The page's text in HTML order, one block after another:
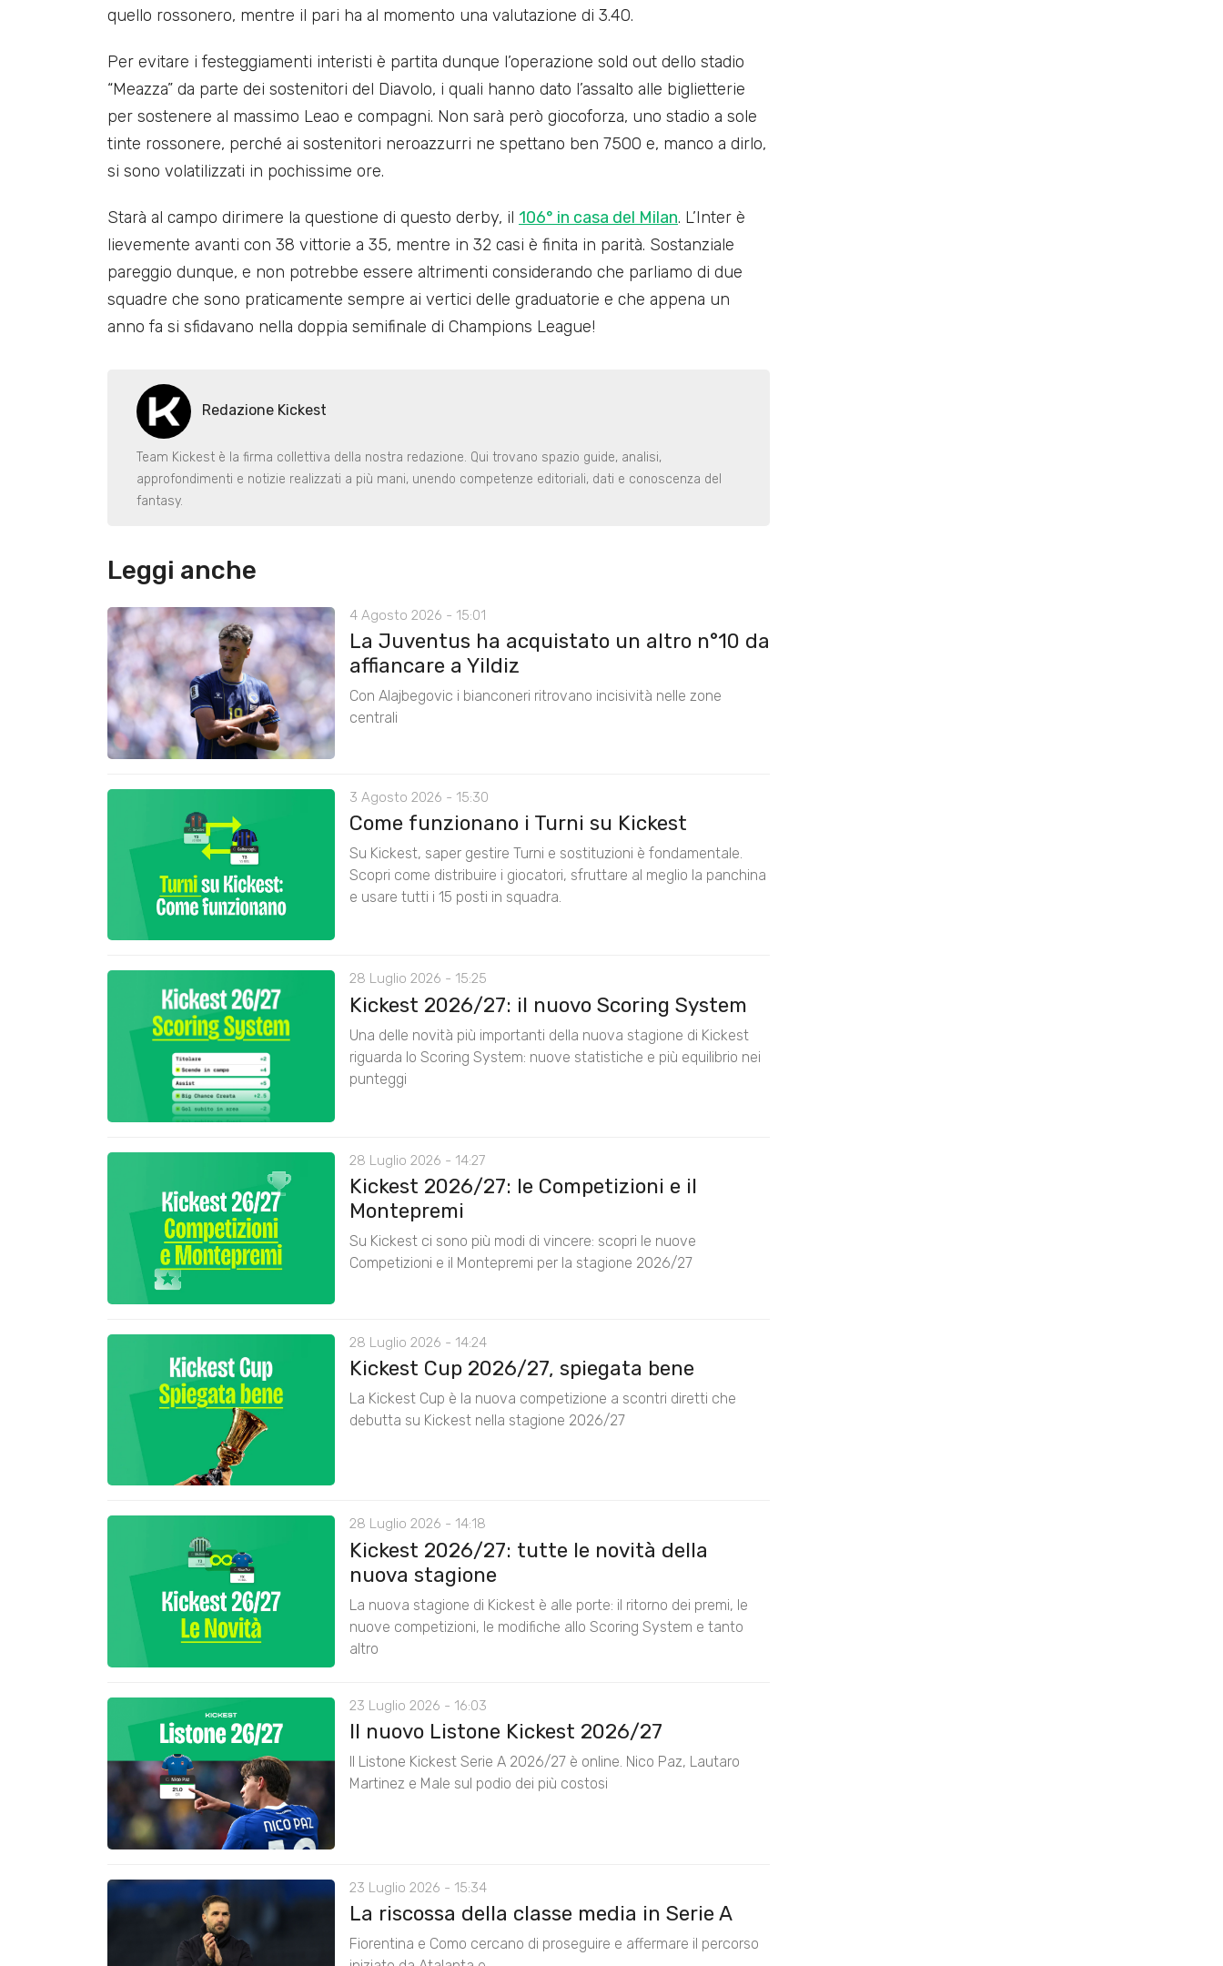
quello rossonero, mentre il pari ha al momento una valutazione di 3.40.
Per evitare i festeggiamenti interisti è partita dunque l’operazione sold out dello stadio
“Meazza” da parte dei sostenitori del Diavolo, i quali hanno dato l’assalto alle biglietterie
per sostenere al massimo Leao e compagni. Non sarà però giocoforza, uno stadio a sole
tinte rossonere, perché ai sostenitori neroazzurri ne spettano ben 7500 e, manco a dirlo,
si sono volatilizzati in pochissime ore.
Starà al campo dirimere la questione di questo derby, il 106° in casa del Milan. L’Inter è
lievemente avanti con 38 vittorie a 35, mentre in 32 casi è finita in parità. Sostanziale
pareggio dunque, e non potrebbe essere altrimenti considerando che parliamo di due
squadre che sono praticamente sempre ai vertici delle graduatorie e che appena un
anno fa si sfidavano nella doppia semifinale di Champions League!
Redazione Kickest
Team Kickest è la firma collettiva della nostra redazione. Qui trovano spazio guide, analisi,
approfondimenti e notizie realizzati a più mani, unendo competenze editoriali, dati e conoscenza del
fantasy.
Leggi anche
4 Agosto 2026 - 15:01
La Juventus ha acquistato un altro n°10 da
affiancare a Yildiz
Con Alajbegovic i bianconeri ritrovano incisività nelle zone
centrali
3 Agosto 2026 - 15:30
Come funzionano i Turni su Kickest
Su Kickest, saper gestire Turni e sostituzioni è fondamentale.
Scopri come distribuire i giocatori, sfruttare al meglio la panchina
e usare tutti i 15 posti in squadra.
28 Luglio 2026 - 15:25
Kickest 2026/27: il nuovo Scoring System
Una delle novità più importanti della nuova stagione di Kickest
riguarda lo Scoring System: nuove statistiche e più equilibrio nei
punteggi
28 Luglio 2026 - 14:27
Kickest 2026/27: le Competizioni e il
Montepremi
Su Kickest ci sono più modi di vincere: scopri le nuove
Competizioni e il Montepremi per la stagione 2026/27
28 Luglio 2026 - 14:24
Kickest Cup 2026/27, spiegata bene
La Kickest Cup è la nuova competizione a scontri diretti che
debutta su Kickest nella stagione 2026/27
28 Luglio 2026 - 14:18
Kickest 2026/27: tutte le novità della
nuova stagione
La nuova stagione di Kickest è alle porte: il ritorno dei premi, le
nuove competizioni, le modifiche allo Scoring System e tanto
altro
23 Luglio 2026 - 16:03
Il nuovo Listone Kickest 2026/27
Il Listone Kickest Serie A 2026/27 è online. Nico Paz, Lautaro
Martinez e Male sul podio dei più costosi
23 Luglio 2026 - 15:34
La riscossa della classe media in Serie A
Fiorentina e Como cercano di proseguire e affermare il percorso